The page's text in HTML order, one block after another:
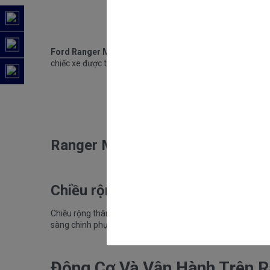
Ford Ranger Mới
chiếc xe được trang bị những tính năng và công nghệ
Ranger Mới Không gian thùng
Chiều rộng và chiều dài cơ sở
Chiều rộng thân xe được tăng thêm để xe thêm chắc
sàng chinh phục mọi địa hình.